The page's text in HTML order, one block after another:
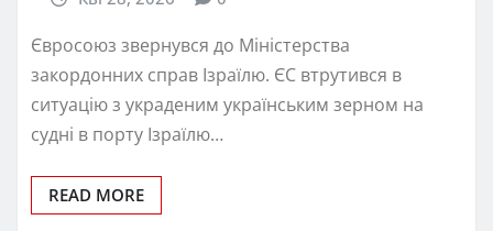
Євросоюз звернувся до Міністерства
закордонних справ Ізраїлю. ЄС втрутився в
ситуацію з украденим українським зерном на
судні в порту Ізраїлю…
READ MORE